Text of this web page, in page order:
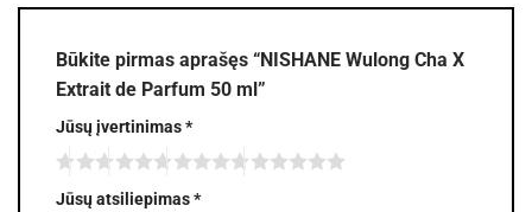
Būkite pirmas aprašęs “NISHANE Wulong Cha X
Extrait de Parfum 50 ml”
Jūsų įvertinimas*
Jūsų atsiliepimas*